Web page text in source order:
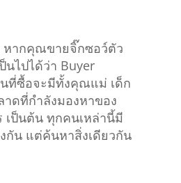
หากคุณขายจิ๊กซอว์ตัว
นไปได้ว่า Buyer
ที่ซื้อจะมีทั้งคุณแม่ เด็ก
ดที่กำลังมองหาของ
เป็นต้น ทุกคนเหล่านี้มี
น แต่ค้นหาสิ่งเดียวกัน